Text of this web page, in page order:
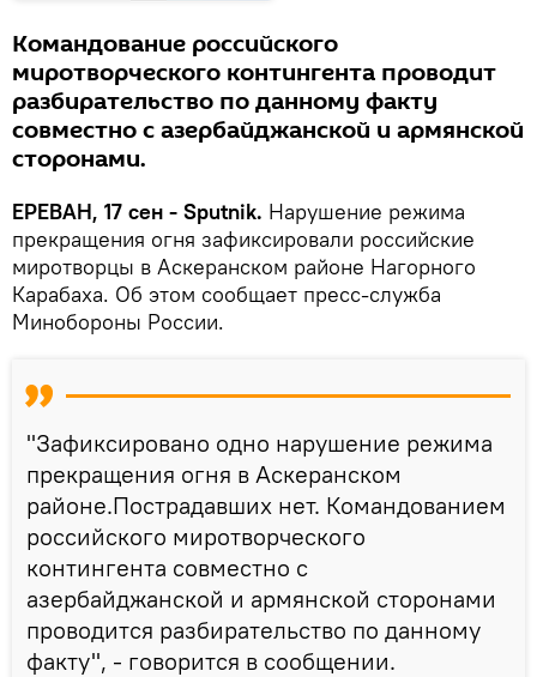
Командование российского
миротворческого контингента проводит
разбирательство по данному факту
совместно с азербайджанской и армянской
сторонами.
ЕРЕВАН, 17 сен - Sputnik. Нарушение режима
прекращения огня зафиксировали российские
миротворцы в Аскеранском районе Нагорного
Карабаха. Об этом сообщает пресс-служба
Минобороны России.
"Зафиксировано одно нарушение режима
прекращения огня в Аскеранском
районе.Пострадавших нет. Командованием
российского миротворческого
контингента совместно с
азербайджанской и армянской сторонами
проводится разбирательство по данному
факту", - говорится в сообщении.